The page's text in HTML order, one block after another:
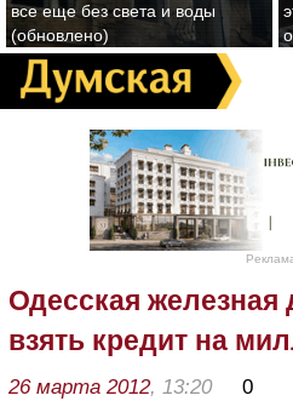
все еще без света и воды
(обновлено)
Одесская железная
взять кредит на
26 марта 2012, 13:20
0